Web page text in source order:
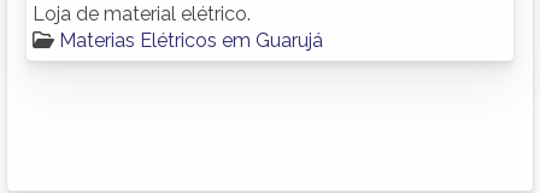
Loja de material elétrico.
Materias Elétricos em Guarujá